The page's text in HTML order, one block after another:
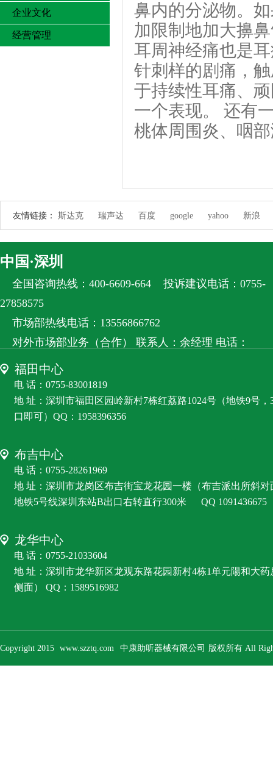
企业文化
经营管理
鼻内的分泌物。
加限制地加大擤
耳周神经痛也是
针刺样的剧痛，
于持续性耳痛、
一个表现。 还有
桃体周围炎、咽
友情链接： 斯达克 瑞声达 百度 google yahoo 新浪
中国·深圳
全国咨询热线：400-6609-664
投诉建议电话：0755-
27858575
市场部热线电话：13556866762
对外市场部业务（合作） 联系人：余经理 电话：
13556866762
客服微信：RZS8585
福田中心
电 话：0755-83001819
地 址：深圳市福田区园岭新村7栋红荔路1024号（地铁9号
口即可）QQ：1958396356
布吉中心
电 话：0755-28261969
地 址：深圳市龙岗区布吉街宝龙花园一楼（布吉派出所斜
地铁5号线深圳东站B出口右转直行300米
QQ 1091436675
龙华中心
电 话：0755-21033604
地 址：深圳市龙华新区龙观东路花园新村4栋1单元陽和大
侧面） QQ：1589516982
Copyright 2015 www.szztq.com 中康助听器械有限公司 版权所有 All